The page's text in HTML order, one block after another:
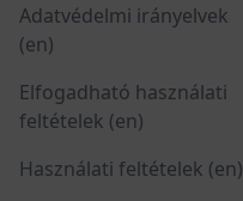
Adatvédelmi irányelvek
(en)
Elfogadható használati
feltételek (en)
Használati feltételek (en)